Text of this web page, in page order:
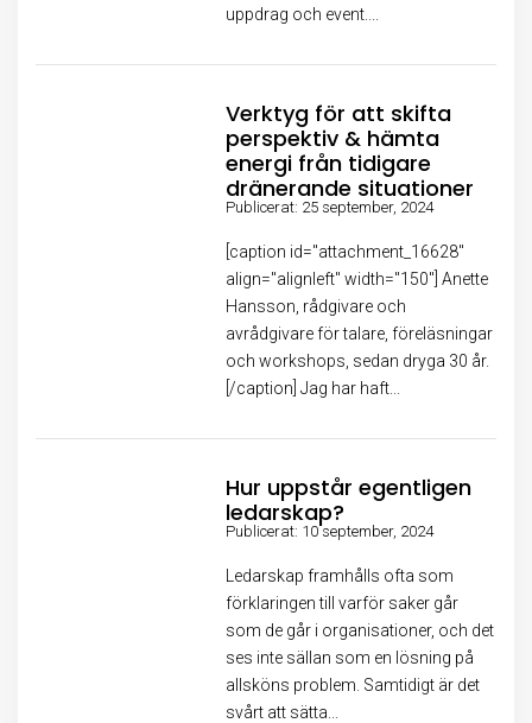
uppdrag och event....
Verktyg för att skifta
perspektiv & hämta
energi från tidigare
dränerande situationer
Publicerat: 25 september, 2024
[caption id="attachment_16628"
align="alignleft" width="150"] Anette
Hansson, rådgivare och
avrådgivare för talare, föreläsningar
och workshops, sedan dryga 30 år.
[/caption] Jag har haft...
Hur uppstår egentligen
ledarskap?
Publicerat: 10 september, 2024
Ledarskap framhålls ofta som
förklaringen till varför saker går
som de går i organisationer, och det
ses inte sällan som en lösning på
allsköns problem. Samtidigt är det
svårt att sätta...